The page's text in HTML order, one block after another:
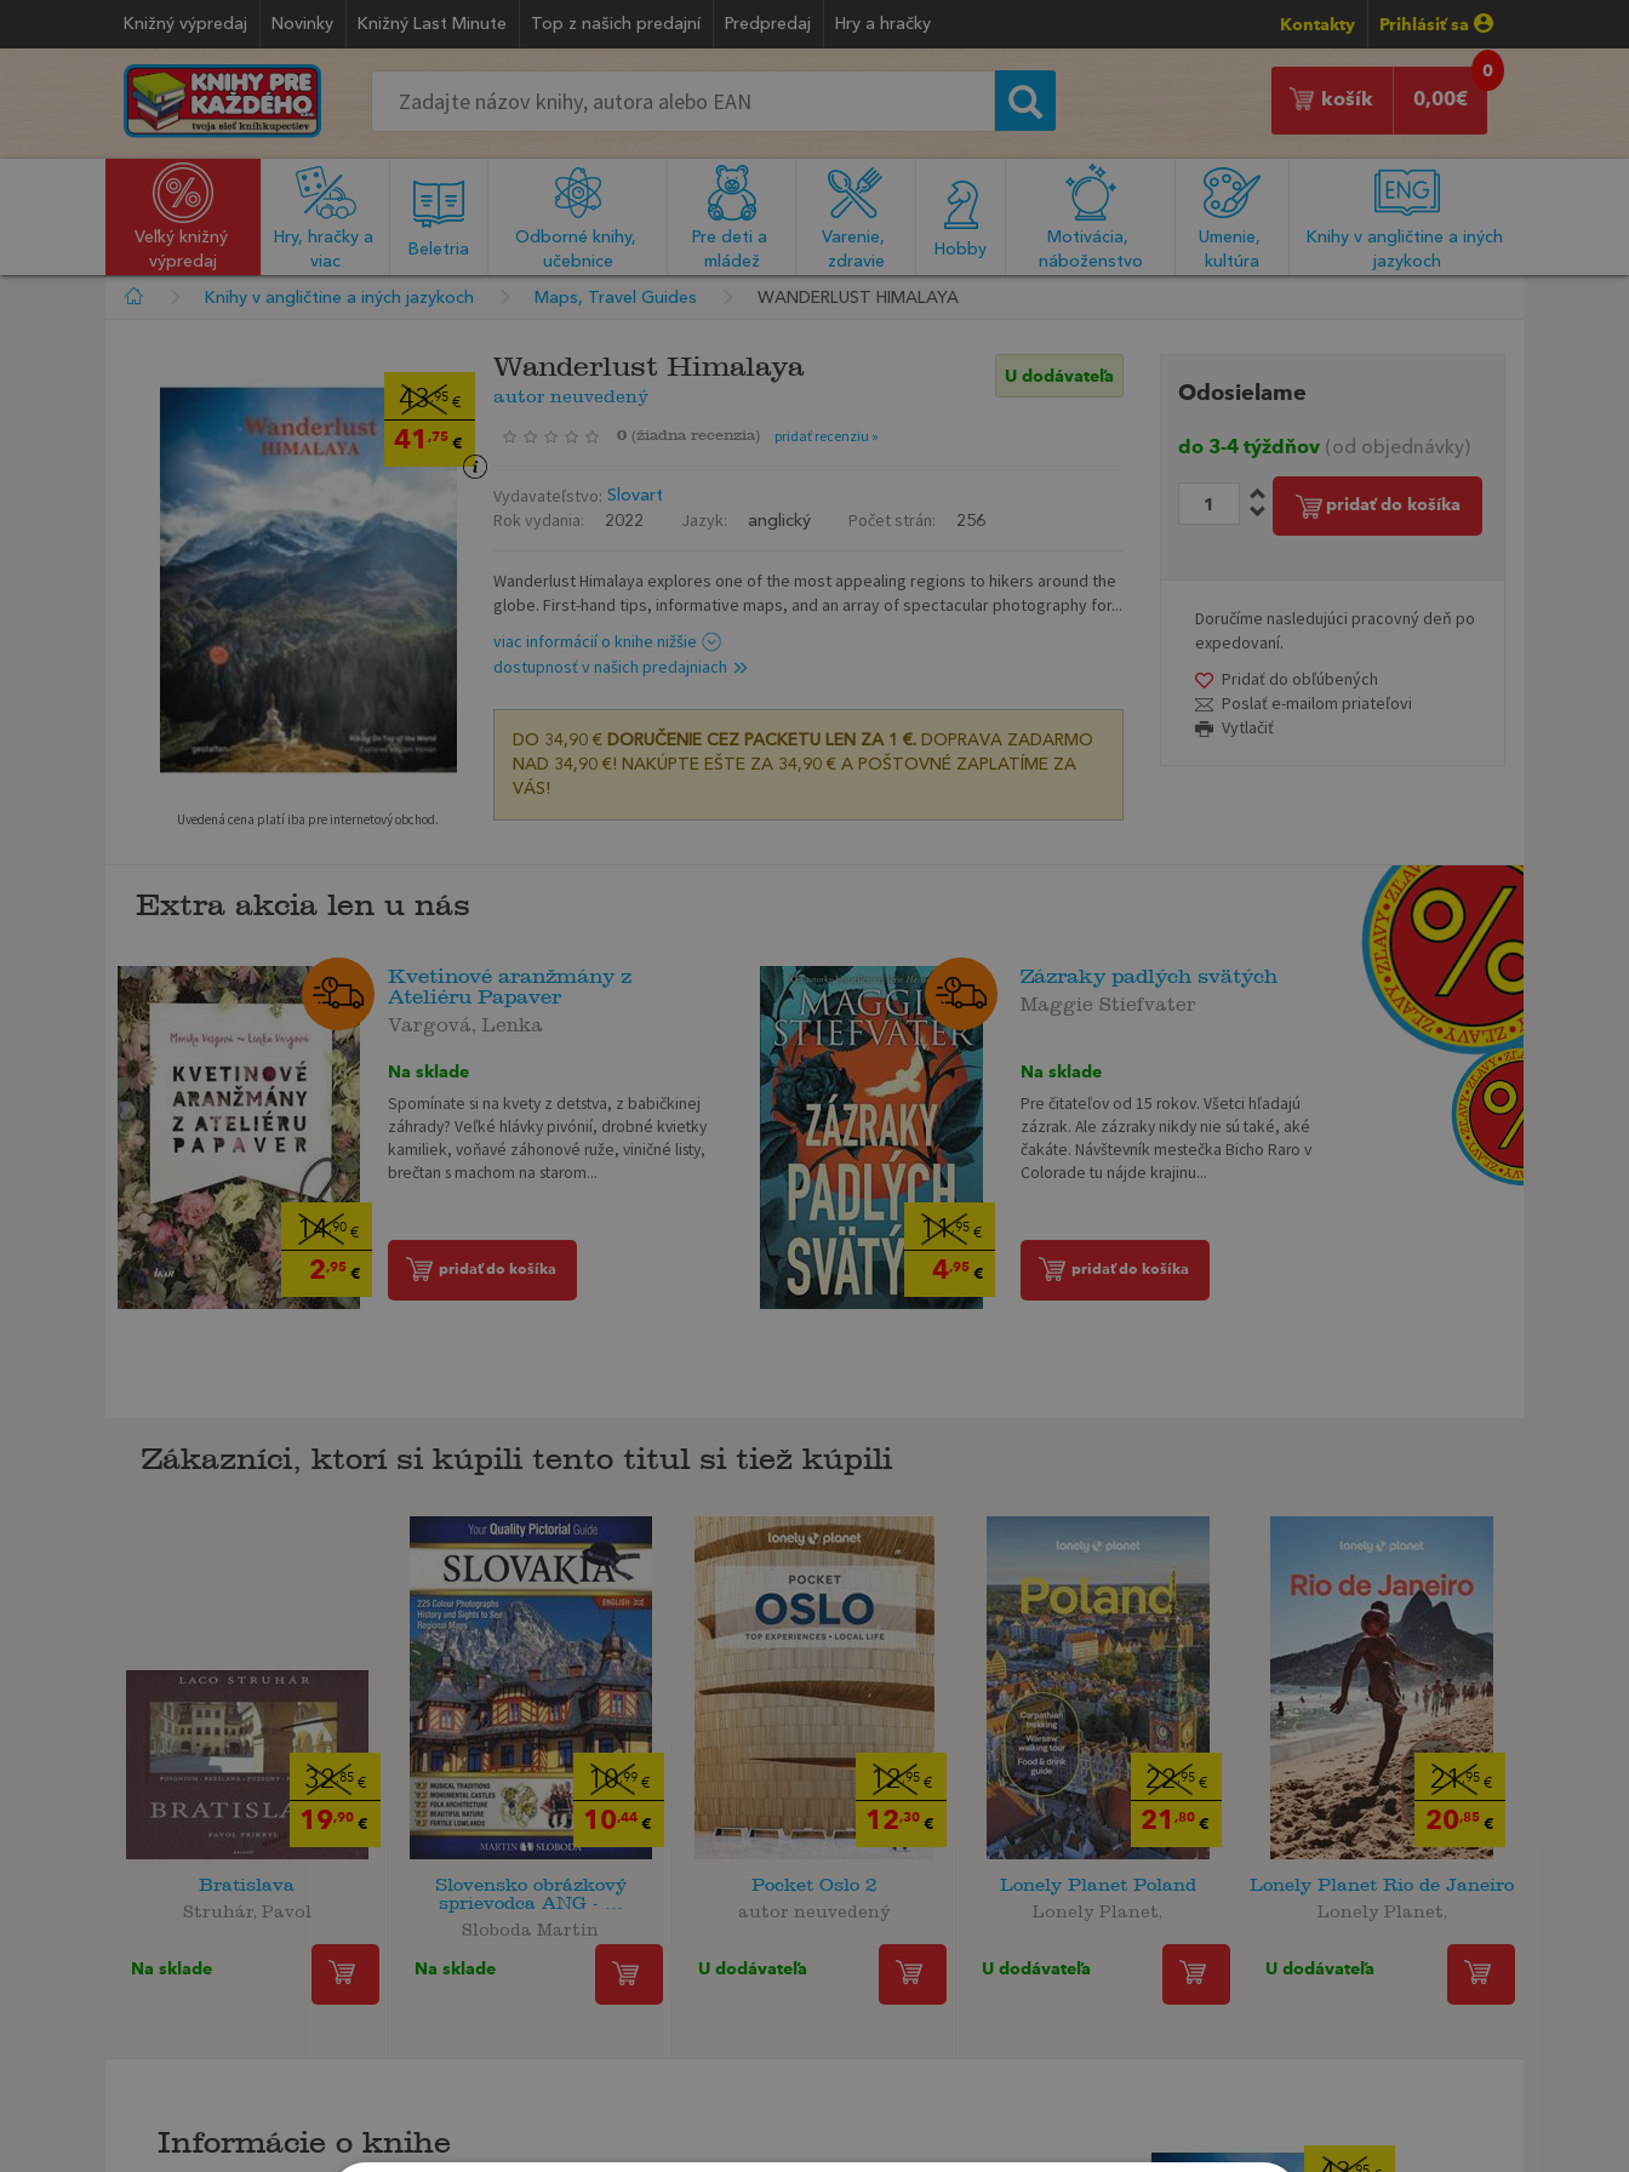
Knižný výpredaj Novinky Knižný Last Minute Top z našich predajní Predpredaj Hry a hračky Kontakty Prihlásiť sa
0
0,00€
košík
Veľký knižný
výpredaj
Hry, hračky a
viac
Beletria
Odborné knihy,
učebnice
Pre deti a
mládež
Varenie,
zdravie
Hobby
Motivácia,
náboženstvo
Umenie,
kultúra
Knihy v angličtine a iných
jazykoch
Knihy v angličtine a iných jazykoch Maps, Travel Guides WANDERLUST HIMALAYA
43,95 €
41,75 €
Uvedená cena platí iba pre internetový obchod.
Wanderlust Himalaya
autor neuvedený
U dodávateľa
0 (žiadna recenzia) pridať recenziu »
Vydavateľstvo: Slovart
Rok vydania: 2022 Jazyk: anglický Počet strán: 256
Wanderlust Himalaya explores one of the most appealing regions to hikers around the
globe. First-hand tips, informative maps, and an array of spectacular photography for...
viac informácií o knihe nižšie
dostupnosť v našich predajniach
DO 34,90 € DORUČENIE CEZ PACKETU LEN ZA 1 €.DOPRAVA ZADARMO
NAD 34,90 €! NAKÚPTE EŠTE ZA 34,90 € A POŠTOVNÉ ZAPLATÍME ZA
VÁS!
Odosielame
do 3-4 týždňov (od objednávky)
pridať do košíka
Doručíme nasledujúci pracovný deň po
expedovaní.
Pridať do obľúbených
Poslať e-mailom priateľovi
Vytlačiť
Extra akcia len u nás
14,90€
2,95€
Kvetinové aranžmány z
Ateliéru Papaver
Vargová, Lenka
Na sklade
Spomínate si na kvety z detstva, z babičkinej
záhrady? Veľké hlávky pivónií, drobné kvietky
kamiliek, voňavé záhonové ruže, viničné listy,
brečtan s machom na starom...
pridať do košíka
11,95€
4,95€
Zázraky padlých svätých
Maggie Stiefvater
Na sklade
Pre čitateľov od 15 rokov. Všetci hľadajú
zázrak. Ale zázraky nikdy nie sú také, aké
čakáte. Návštevník mestečka Bicho Raro v
Colorade tu nájde krajinu...
pridať do košíka
Zákazníci, ktorí si kúpili tento titul si tiež kúpili
32,85 €
19,90 €
Bratislava
Struhár, Pavol
Na sklade
10,99 €
10,44 €
Slovensko obrázkový
sprievodca ANG - ...
Sloboda Martin
Na sklade
12,95 €
12,30 €
Pocket Oslo 2
autor neuvedený
U dodávateľa
22,95 €
21 ,80 €
Lonely Planet Poland
Lonely Planet,
U dodávateľa
21,95€
20,85€
Lonely Planet Rio de Janeiro
Lonely Planet,
U dodávateľa
Informácie o knihe